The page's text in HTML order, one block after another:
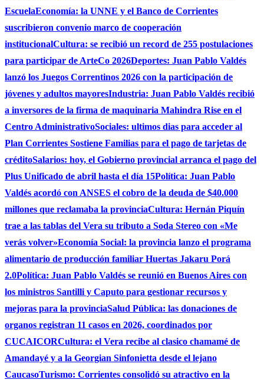
EscuelaEconomía: la UNNE y el Banco de Corrientes
suscribieron convenio marco de cooperación
institucionalCultura: se recibió un record de 255 postulaciones
para participar de ArteCo 2026Deportes: Juan Pablo Valdés
lanzó los Juegos Correntinos 2026 con la participación de
jóvenes y adultos mayoresIndustria: Juan Pablo Valdés recibió
a inversores de la firma de maquinaria Mahindra Rise en el
Centro AdministrativoSociales: ultimos dias para acceder al
Plan Corrientes Sostiene Familias para el pago de tarjetas de
créditoSalarios: hoy, el Gobierno provincial arranca el pago del
Plus Unificado de abril hasta el día 15Política: Juan Pablo
Valdés acordó con ANSES el cobro de la deuda de $40.000
millones que reclamaba la provinciaCultura: Hernán Piquín
trae a las tablas del Vera su tributo a Soda Stereo con «Me
verás volver»Economía Social: la provincia lanzo el programa
alimentario de producción familiar Huertas Jakaru Porá
2.0Política: Juan Pablo Valdés se reunió en Buenos Aires con
los ministros Santilli y Caputo para gestionar recursos y
mejoras para la provinciaSalud Pública: las donaciones de
organos registran 11 casos en 2026, coordinados por
CUCAICORCultura: el Vera recibe al clasico chamamé de
Amandayé y a la Georgian Sinfonietta desde el lejano
CaucasoTurismo: Corrientes consolidó su atractivo en la